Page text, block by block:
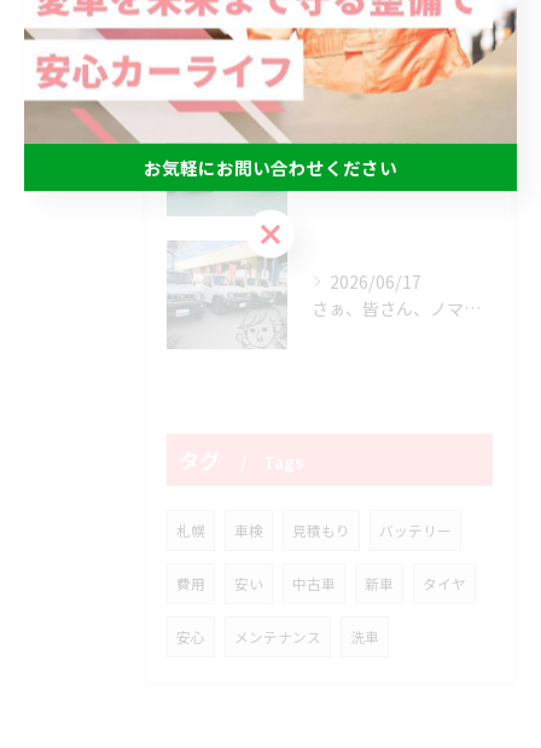
2026/07/04
ご成約ありがとうございます😊
2026/07/04
2026/06/17
さぁ、皆さん、ノマドが揃い踏みですっっっ‼️
札幌 車検 見積もり バッテリー
費用 安い 中古車 新車 タイヤ
安心 メンテナンス 洗車
お気軽にお問い合わせください
お気軽にお問い合わせください